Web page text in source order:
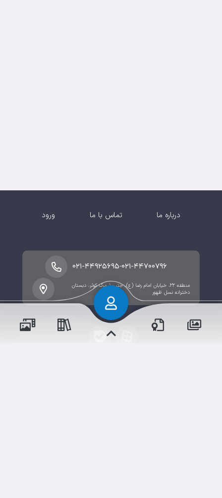
درباره ما تماس با ما ورود
منطقه ۲۲، خیابان امام رضا (ع)، جنب شهرک کوثر، دبستان
دخترانه نسل ظهور
۰۲۱-۴۴۷۰۰۷۹۶-۰۲۱-۴۴۹۲۵۶۹۵